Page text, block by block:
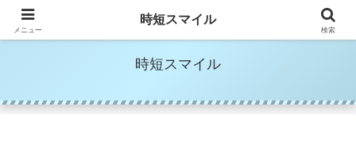
時短家事＆時短美容でママの笑顔を増やす
時短スマイル
メニュー
時短スマイル
検索